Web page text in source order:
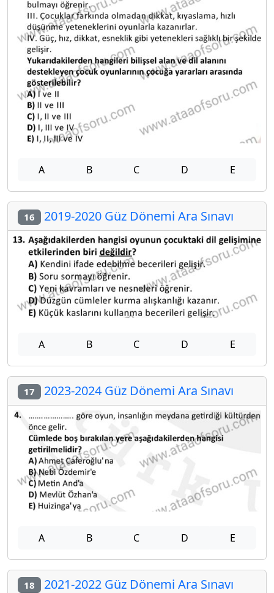
A B C D E
16 2019-2020 Güz Dönemi Ara Sınavı
A B C D E
17 2023-2024 Güz Dönemi Ara Sınavı
A B C D E
18 2021-2022 Güz Dönemi Ara Sınavı